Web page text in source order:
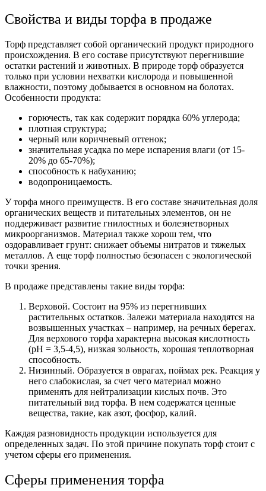
Свойства и виды торфа в продаже
Торф представляет собой органический продукт природного
происхождения. В его составе присутствуют перегнившие
остатки растений и животных. В природе торф образуется
только при условии нехватки кислорода и повышенной
влажности, поэтому добывается в основном на болотах.
Особенности продукта:
горючесть, так как содержит порядка 60% углерода;
плотная структура;
черный или коричневый оттенок;
значительная усадка по мере испарения влаги (от 15-
20% до 65-70%);
способность к набуханию;
водопроницаемость.
У торфа много преимуществ. В его составе значительная доля
органических веществ и питательных элементов, он не
поддерживает развитие гнилостных и болезнетворных
микроорганизмов. Материал также хорош тем, что
оздоравливает грунт: снижает объемы нитратов и тяжелых
металлов. А еще торф полностью безопасен с экологической
точки зрения.
В продаже представлены такие виды торфа:
Верховой. Состоит на 95% из перегнивших
растительных остатков. Залежи материала находятся на
возвышенных участках – например, на речных берегах.
Для верхового торфа характерна высокая кислотность
(рН = 3,5-4,5), низкая зольность, хорошая теплотворная
способность.
Низинный. Образуется в оврагах, поймах рек. Реакция у
него слабокислая, за счет чего материал можно
применять для нейтрализации кислых почв. Это
питательный вид торфа. В нем содержатся ценные
вещества, такие, как азот, фосфор, калий.
Каждая разновидность продукции используется для
определенных задач. По этой причине покупать торф стоит с
учетом сферы его применения.
Сферы применения торфа